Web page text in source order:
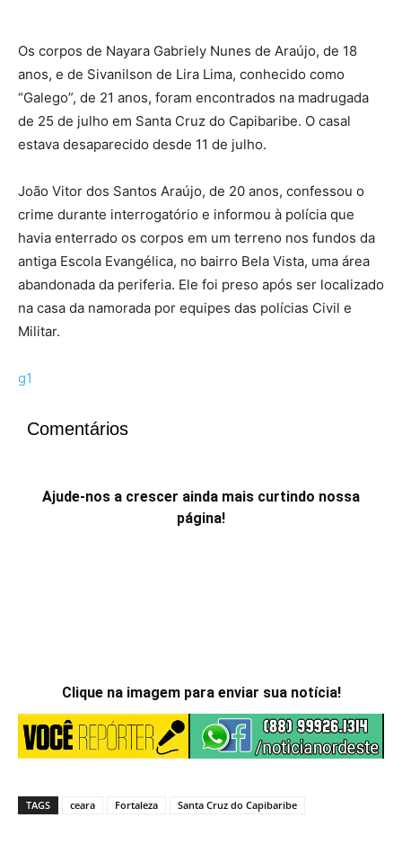
Os corpos de Nayara Gabriely Nunes de Araújo, de 18
anos, e de Sivanilson de Lira Lima, conhecido como
“Galego”, de 21 anos, foram encontrados na madrugada
de 25 de julho em Santa Cruz do Capibaribe. O casal
estava desaparecido desde 11 de julho.
João Vitor dos Santos Araújo, de 20 anos, confessou o
crime durante interrogatório e informou à polícia que
havia enterrado os corpos em um terreno nos fundos da
antiga Escola Evangélica, no bairro Bela Vista, uma área
abandonada da periferia. Ele foi preso após ser localizado
na casa da namorada por equipes das polícias Civil e
Militar.
g1
Comentários
Ajude-nos a crescer ainda mais curtindo nossa
página!
Clique na imagem para enviar sua notícia!
TAGS ceara Fortaleza Santa Cruz do Capibaribe